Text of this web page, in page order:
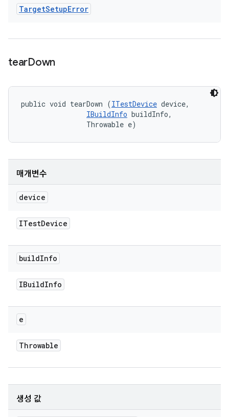
TargetSetupError
tearDown
public void tearDown (ITestDevice device,
IBuildInfo buildInfo,
                Throwable e)
매개변수
device
ITestDevice
buildInfo
IBuildInfo
e
Throwable
생성 값